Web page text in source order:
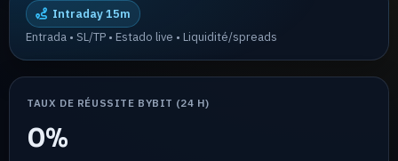
Intraday 15m
Entrada • SL/TP • Estado live • Liquidité/spreads
TAUX DE RÉUSSITE BYBIT (24 H)
0%